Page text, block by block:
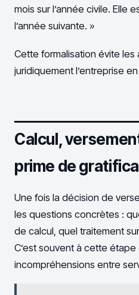
mois sur l’année civile. Elle
l’année suivante. »
Cette formalisation évite
juridiquement l’entreprise
Calcul,
prime de
Une fois la décision de
les questions concrètes :
de calcul, quel traitement
C’est souvent à cette
incompréhensions entre